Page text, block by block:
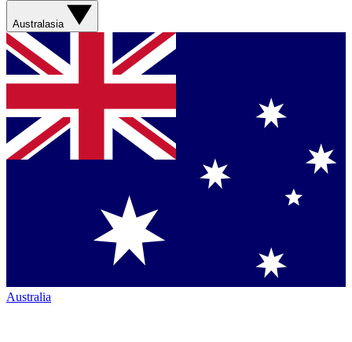
Australasia
Australia